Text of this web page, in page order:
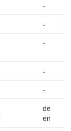
-
-
-
-
-
de
en